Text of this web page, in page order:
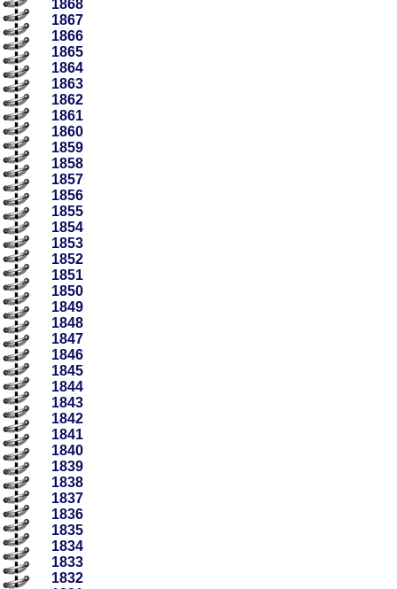
1868
1867
1866
1865
1864
1863
1862
1861
1860
1859
1858
1857
1856
1855
1854
1853
1852
1851
1850
1849
1848
1847
1846
1845
1844
1843
1842
1841
1840
1839
1838
1837
1836
1835
1834
1833
1832